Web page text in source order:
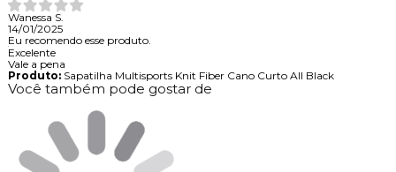
Wanessa S.
14/01/2025
Eu recomendo esse produto.
Excelente
Vale a pena
Produto:Sapatilha Multisports Knit Fiber Cano Curto All Black
Você também pode gostar de